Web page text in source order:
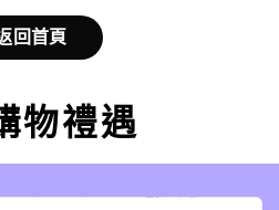
回首頁
物禮遇